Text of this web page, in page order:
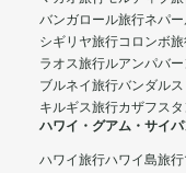
バンガロール旅行ネパ
シギリヤ旅行コロンボ
ラオス旅行ルアンパバ
ブルネイ旅行バンダル
キルギス旅行カザフス
ハワイ・グアム・サイ
ハワイ旅行ハワイ島旅行